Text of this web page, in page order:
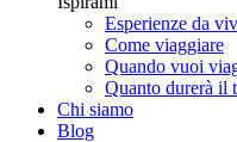
Esperienze da
Come viaggiare
Quando vuoi
Quanto durerà il
Chi siamo
Blog